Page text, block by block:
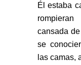
Él estaba
cansada
se
las camas,